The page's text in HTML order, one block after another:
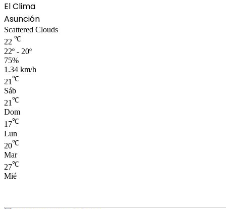
El Clima
Asunción
Scattered Clouds
22 ℃
22º - 20º
75%
1.34 km/h
21 ℃
Sáb
21℃
Dom
17℃
Lun
20℃
Mar
27℃
Mié